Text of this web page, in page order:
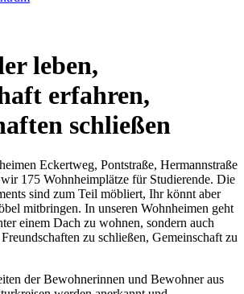
leben,
erfahren,
schließen
Eckertweg, Pontstraße, Hermannstraße
175 Wohnheimplätze für Studierende. Die
sind zum Teil möbliert, Ihr könnt aber
mitbringen. In unseren Wohnheimen geht
einem Dach zu wohnen, sondern auch
zu schließen, Gemeinschaft zu
der Bewohnerinnen und Bewohner aus